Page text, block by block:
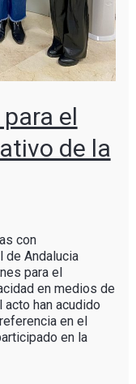
el
de la
con
de Andalucia
para el
en medios de
han acudido
en el
en la